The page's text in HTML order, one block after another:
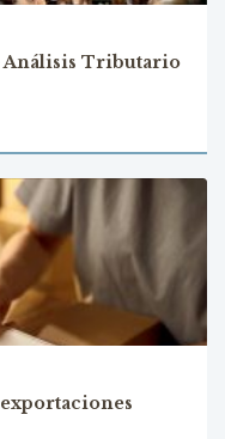
Análisis Tributario